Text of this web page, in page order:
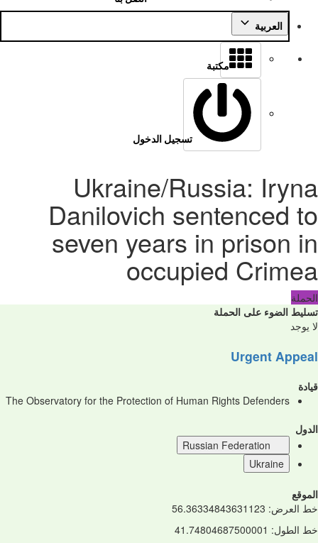
العربية
مكتبة
تسجيل الدخول
Ukraine/Russia: Iryna
Danilovich sentenced to
seven years in prison in
occupied Crimea
الحملة
تسليط الضوء على الحملة
لا يوجد
Urgent Appeal
قيادة
The Observatory for the Protection of Human Rights Defenders
الدول
Russian Federation
Ukraine
الموقع
خط العرض:
56.36334843631123
خط الطول:
41.74804687500001